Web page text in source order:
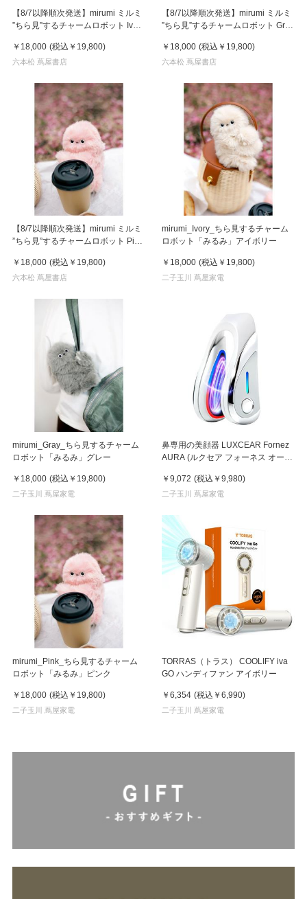
【8/7以降順次発送】mirumi ミルミ
”ちら見”するチャームロボット Ivory
￥18,000 (税込 ￥19,800)
六本松 蔦屋書店
【8/7以降順次発送】mirumi ミルミ
”ちら見”するチャームロボット Gray
￥18,000 (税込 ￥19,800)
六本松 蔦屋書店
【8/7以降順次発送】mirumi ミルミ
”ちら見”するチャームロボット Pink
￥18,000 (税込 ￥19,800)
六本松 蔦屋書店
mirumi_Ivory_ちら見するチャーム
ロボット「みるみ」アイボリー
￥18,000 (税込 ￥19,800)
二子玉川 蔦屋家電
mirumi_Gray_ちら見するチャーム
ロボット「みるみ」グレー
￥18,000 (税込 ￥19,800)
二子玉川 蔦屋家電
鼻専用の美顔器 LUXCEAR Fornez
AURA (ルクセア フォーネス オー
￥9,072 (税込 ￥9,980)
二子玉川 蔦屋家電
mirumi_Pink_ちら見するチャーム
ロボット「みるみ」ピンク
￥18,000 (税込 ￥19,800)
二子玉川 蔦屋家電
TORRAS（トラス） COOLIFY iva
GO ハンディファン アイボリー
￥6,354 (税込 ￥6,990)
二子玉川 蔦屋家電